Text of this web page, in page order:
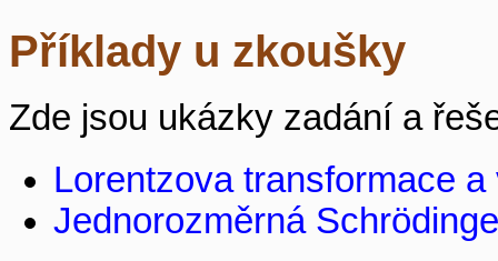
Příklady u zkoušky
Zde jsou ukázky zadání a
Lorentzova transformace
Jednorozměrná